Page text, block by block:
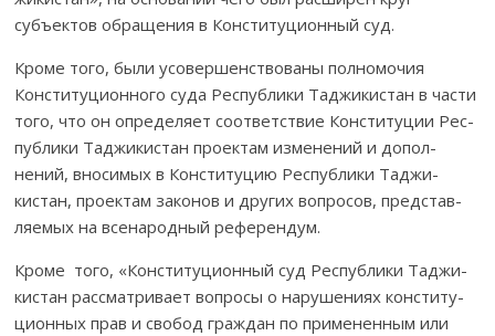
субъектов обращения в Кон­­с­титу­ци­он­ный суд.
Кроме того, были усо­вершенствованы полномочия
Конституционного суда Республики Тад­жи­­кистан в час­ти
то­го, что он опре­деляет соот­ветствие Кон­ституции Ре­с­­­
пуб­­ли­ки Таджикистан проектам изменений и до­пол­
нений, вно­симых в Конституцию Республики Тад­жи­­
кистан, проектам за­­конов и других вопросов, предс­тав­
ляемых на все­на­род­ный референдум.
Кроме того, «Консти­ту­цион­ный суд Республики Тад­жи­
кистан расс­матривает воп­росы о нарушениях консти­ту­
ци­онных прав и свобод граж­дан по примененным или